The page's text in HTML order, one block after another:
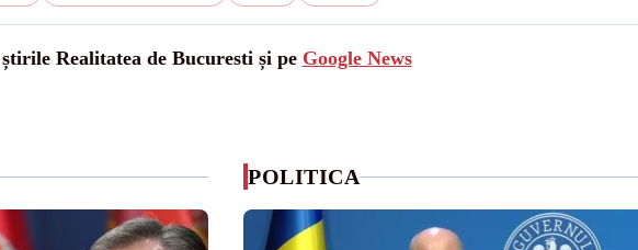
Realitatea de Bucuresti și pe Google News
POLITICA